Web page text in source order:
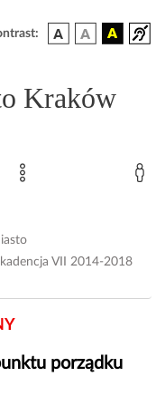
Kraków
VII 2014-2018
porządku